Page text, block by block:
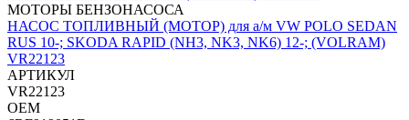
МОТОРЫ БЕНЗОНАСОСА
НАСОС ТОПЛИВНЫЙ (МОТОР) для а/м VW POLO SEDAN
RUS 10-; SKODA RAPID (NH3, NK3, NK6) 12-; (VOLRAM)
VR22123
АРТИКУЛ
VR22123
OEM